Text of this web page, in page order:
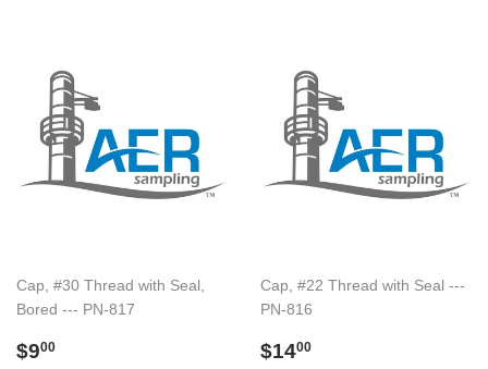
Cap, #30 Thread with Seal,
Bored --- PN-817
Regular
$900
Cap, #22 Thread with Seal ---
PN-816
Regular
$1400